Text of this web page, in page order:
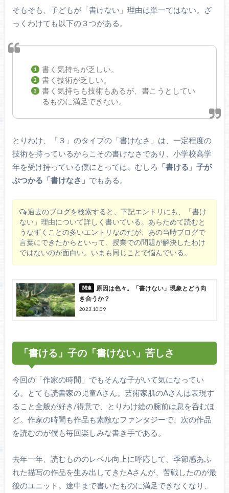
そもそも、子どもが「書けない」理由は単一ではない。ざ
っくわけても以下の３つがある。
書く気持ちが乏しい。
書く技術が乏しい。
書く気持ちも技術もあるが、書こうとしてい
るものに満足できない。
とりわけ、「３」のタイプの「書けなさ」は、一定程度の
技術を持っているからこその書けなさであり、小学校高学
年を受け持っている僕にとっては、むしろ 「書ける」子が
ぶつかる「書けなさ」 でもある。
過去のブログを検索すると、下記エントリにも、「書け
ない」理由について詳しく書いている。あらためて読むと
うなずくことの多いエントリなのだが、あの当時ブログで
言葉にできたからといって、授業での問題が解決したわけ
ではないのが面白い。いまも同じことで悩んでいる。
原因は色々。「書けない」現象とどう向
き合うか？
2023.10.09
「書ける」子の「書けない」苦しさ
今回の「作家の時間」でもそんな子がいて気になってい
る。とても読書家の児童Aさん。芸術家肌のAさんは表現す
ること全般が好き/得意で、とりわけ絵の腕前は息を呑むほ
ど。作家の時間も作品も素敵なファンタジーで、次の作品
を読むのが僕も毎回楽しみな書き手である。
去年一年、読むもののレベル向上に呼応して、季節感あふ
れた描写の作品を生み出してきたAさんが、苦戦したのが最
後のユニット。途中まで書いたものに満足できなくなり、